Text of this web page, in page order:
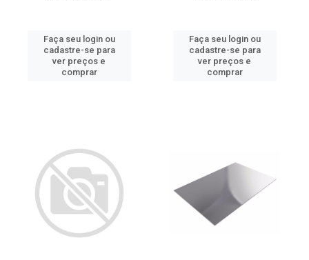
Faça seu login ou
cadastre-se para
ver preços e
comprar
Faça seu login ou
cadastre-se para
ver preços e
comprar